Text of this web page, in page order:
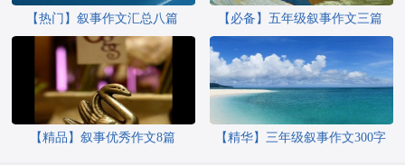
【热门】叙事作文汇总八篇 【必备】五年级叙事作文三篇
【精品】叙事优秀作文8篇
【精华】三年级叙事作文300字